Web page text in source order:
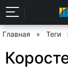
Главная » Теги